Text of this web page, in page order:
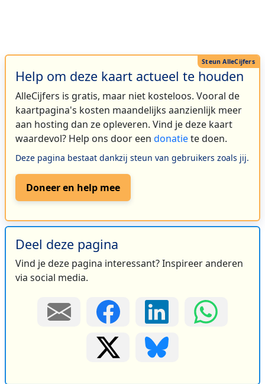
Help om deze kaart actueel te houden
AlleCijfers is gratis, maar niet kosteloos. Vooral de
kaartpagina's kosten maandelijks aanzienlijk meer
aan hosting dan ze opleveren. Vind je deze kaart
waardevol? Help ons door een donatiete doen.
Deze pagina bestaat dankzij steun van gebruikers zoals jij.
Doneer en help mee
Deel deze pagina
Vind je deze pagina interessant? Inspireer anderen
via social media.